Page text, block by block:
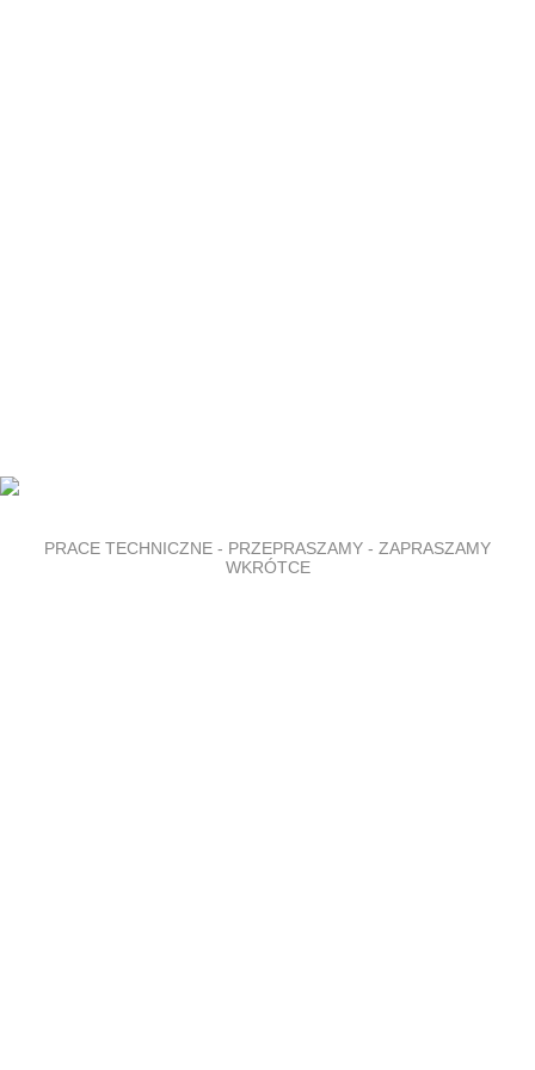
PRACE TECHNICZNE - PRZEPRASZAMY - ZAPRASZAMY
WKRÓTCE